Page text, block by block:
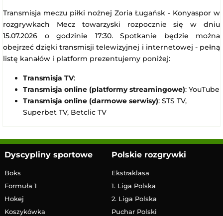
Transmisja meczu piłki nożnej Zoria Ługańsk - Konyaspor w
rozgrywkach Mecz towarzyski rozpocznie się w dniu
15.07.2026 o godzinie 17:30. Spotkanie będzie można
obejrzeć dzięki transmisji telewizyjnej i internetowej - pełną
listę kanałów i platform prezentujemy poniżej:
Transmisja TV:
Transmisja online (platformy streamingowe): YouTube
Transmisja online (darmowe serwisy): STS TV,
Superbet TV, Betclic TV
Dyscypliny sportowe
Boks
Formuła 1
Hokej
Koszykówka
Polskie rozgrywki
Ekstraklasa
1. Liga Polska
2. Liga Polska
Puchar Polski